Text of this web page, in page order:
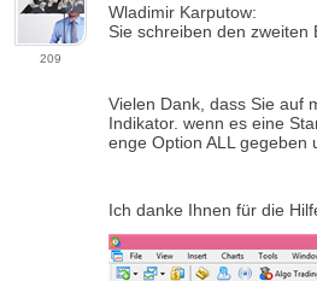
209
Wladimir Karputow:
Sie schreiben den zweiten
Vielen Dank, dass Sie auf
Indikator. wenn es eine
enge Option ALL gegeben
Ich danke Ihnen für die